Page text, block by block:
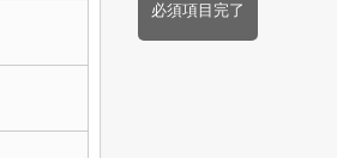
必須項目完了